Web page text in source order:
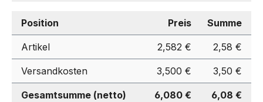
Position Preis Summe
Artikel 2,582 € 2,58 €
Versandkosten 3,500 € 3,50 €
Gesamtsumme (netto) 6,080 € 6,08 €